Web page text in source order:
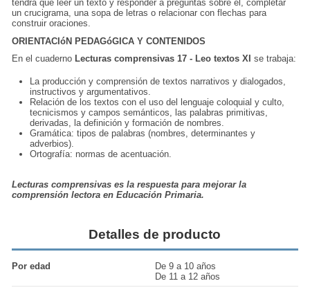
tendrá que leer un texto y responder a preguntas sobre él, completar
un crucigrama, una sopa de letras o relacionar con flechas para
construir oraciones.
ORIENTACIóN PEDAGóGICA Y CONTENIDOS
En el cuaderno Lecturas comprensivas 17 - Leo textos XI se trabaja:
La producción y comprensión de textos narrativos y dialogados,
instructivos y argumentativos.
Relación de los textos con el uso del lenguaje coloquial y culto,
tecnicismos y campos semánticos, las palabras primitivas,
derivadas, la definición y formación de nombres.
Gramática: tipos de palabras (nombres, determinantes y
adverbios).
Ortografía: normas de acentuación.
Lecturas comprensivas es la respuesta para mejorar la
comprensión lectora en Educación Primaria.
Detalles de producto
Por edad
De 9 a 10 años
De 11 a 12 años